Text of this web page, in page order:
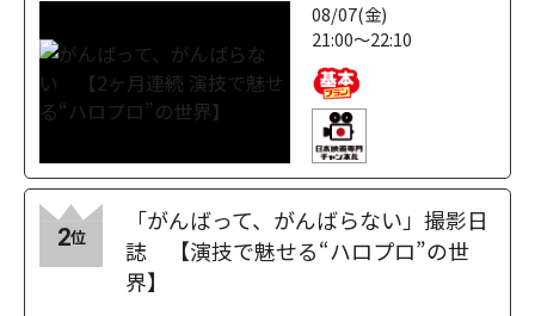
08/07(金)
21:00～22:10
2位
「がんばって、がんばらない」撮影日
誌 【演技で魅せる“ハロプロ”の世
界】